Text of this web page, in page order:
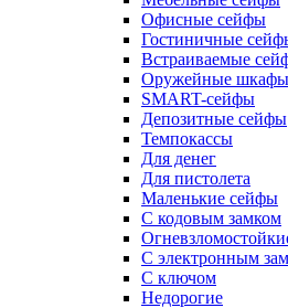
Офисные сейфы
Гостиничные
Встраиваемые
Оружейные
SMART-сейфы
Депозитные сейфы
Темпокассы
Для денег
Для пистолета
Маленькие сейфы
С кодовым замком
С электронным
С ключом
Недорогие